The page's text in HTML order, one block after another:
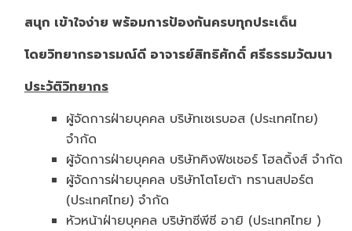
สนุก เข้าใจง่าย พร้อมการป้องกันครบทุกประเด็น
โดยวิทยากรอารมณ์ดี อาจารย์สิทธิศักดิ์ ศรีธรรมวัฒนา
ประวัติวิทยากร
ผู้จัดการฝ่ายบุคคล บริษัทเซเรบอส (ประเทศไทย)
จำกัด
ผู้จัดการฝ่ายบุคคล บริษัทคิงฟิชเชอร์ โฮลดิ้งส์ จำกัด
ผู้จัดการฝ่ายบุคคล บริษัทโตโยต้า ทรานสปอร์ต
(ประเทศไทย) จำกัด
หัวหน้าฝ่ายบุคคล บริษัทซีพีซี อายิ (ประเทศไทย )